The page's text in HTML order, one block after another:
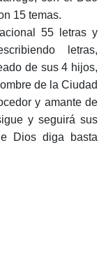
15 temas.
55 letras y
letras,
de sus 4 hijos,
de la Ciudad
y amante de
y seguirá sus
Dios diga basta